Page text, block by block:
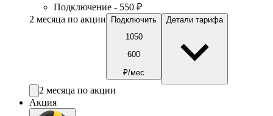
Подключение - 550 ₽
2 месяца по акции
Подключить
1050
600
₽/мес
Детали тарифа
2 месяца по акции
Акция